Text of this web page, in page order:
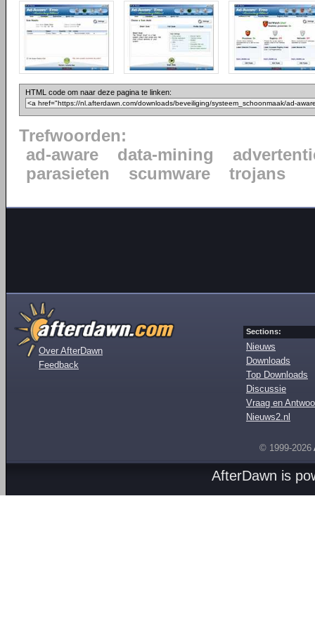
HTML code om naar deze pagina te linken:
Trefwoorden:
ad-aware
data-mining
parasieten
scumware trojans
Over AfterDawn
Feedback
Sections:
Nieuws
Downloads
Top Downloads
Discussie
Vraag en
Nieuws2.nl
© 1999-2026
AfterDawn is